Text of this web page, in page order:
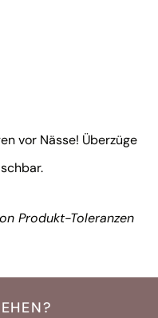
vor Nässe! Überzüge
Produkt-Toleranzen